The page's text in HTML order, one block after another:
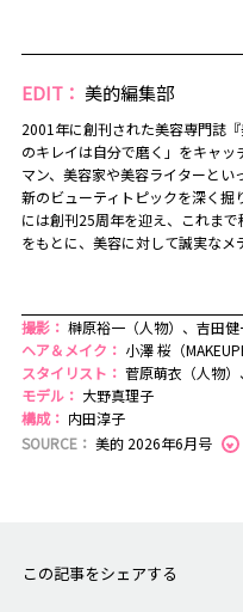
EDIT： 美的編集部
2001年に創刊された美容専門誌
のキレイは自分で磨く」をキャ
マン、美容家や美容ライターと
新のビューティトピックを深く
には創刊25周年を迎え、これま
をもとに、美容に対して誠実なメ
撮影： 榊原裕一（人物）、吉田
ヘア＆メイク： 小澤 桜（
スタイリスト： 菅原萌衣（人物
モデル： 大野真理子
構成： 内田淳子
SOURCE： 美的 2026年6月号
この記事をシェアする